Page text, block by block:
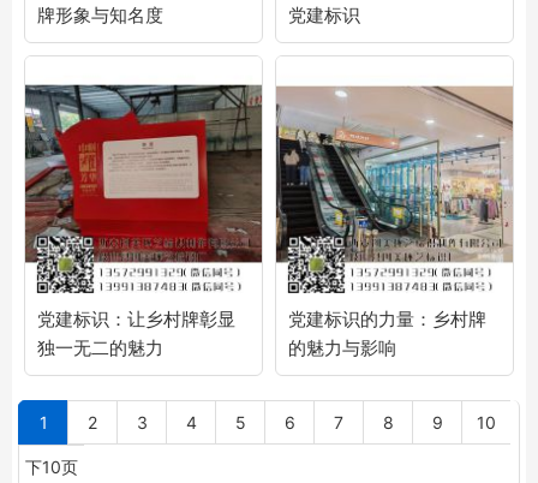
牌形象与知名度
党建标识
党建标识：让乡村牌彰显
独一无二的魅力
党建标识的力量：乡村牌
的魅力与影响
1 2 3 4 5 6 7 8 9 10
下10页